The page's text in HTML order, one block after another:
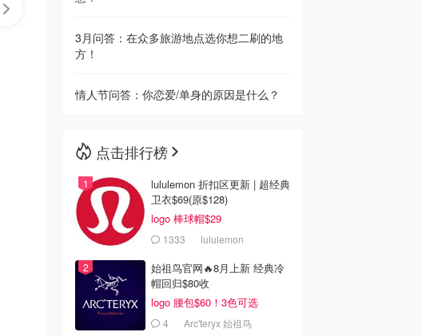
3月问答：在众多旅游地点选你想二刷的地
方！
情人节问答：你恋爱/单身的原因是什么？
点击排行榜
lululemon 折扣区更新 | 超经典
卫衣$69(原$128)
logo 棒球帽$29
1333 lululemon
始祖鸟官网🔥8月上新 经典冷
帽回归$80收
logo 腰包$60！3色可选
4 Arc'teryx 始祖鸟